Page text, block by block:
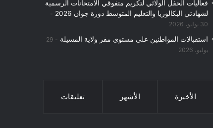
فعاليات الحفل الولائي لتكريم متفوقي الامتحانات الرسمية
لشهادتي البكالوريا والتعليم المتوسط دورة جوان 2026
30 يوليو، 2026
استقبالات المواطنين على مستوى مقر ولاية المسيلة
29
يوليو، 2026
الأخيرة الأشهر تعليقات